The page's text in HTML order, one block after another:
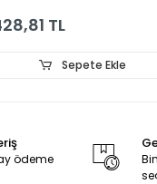
Tek Renk RF
2A Priz Tipi
TL
Sepete Ekle
ödeme